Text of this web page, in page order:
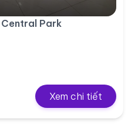
Central Park
Xem chi tiết